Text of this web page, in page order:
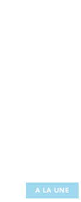
A LA UNE